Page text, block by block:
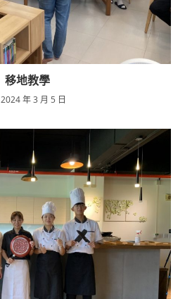
移地教學
2024 年 3 月 5 日